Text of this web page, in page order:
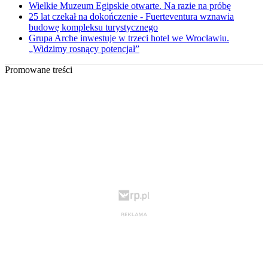
Wielkie Muzeum Egipskie otwarte. Na razie na próbę
25 lat czekał na dokończenie - Fuerteventura wznawia
budowę kompleksu turystycznego
Grupa Arche inwestuje w trzeci hotel we Wrocławiu.
„Widzimy rosnący potencjał”
Promowane treści